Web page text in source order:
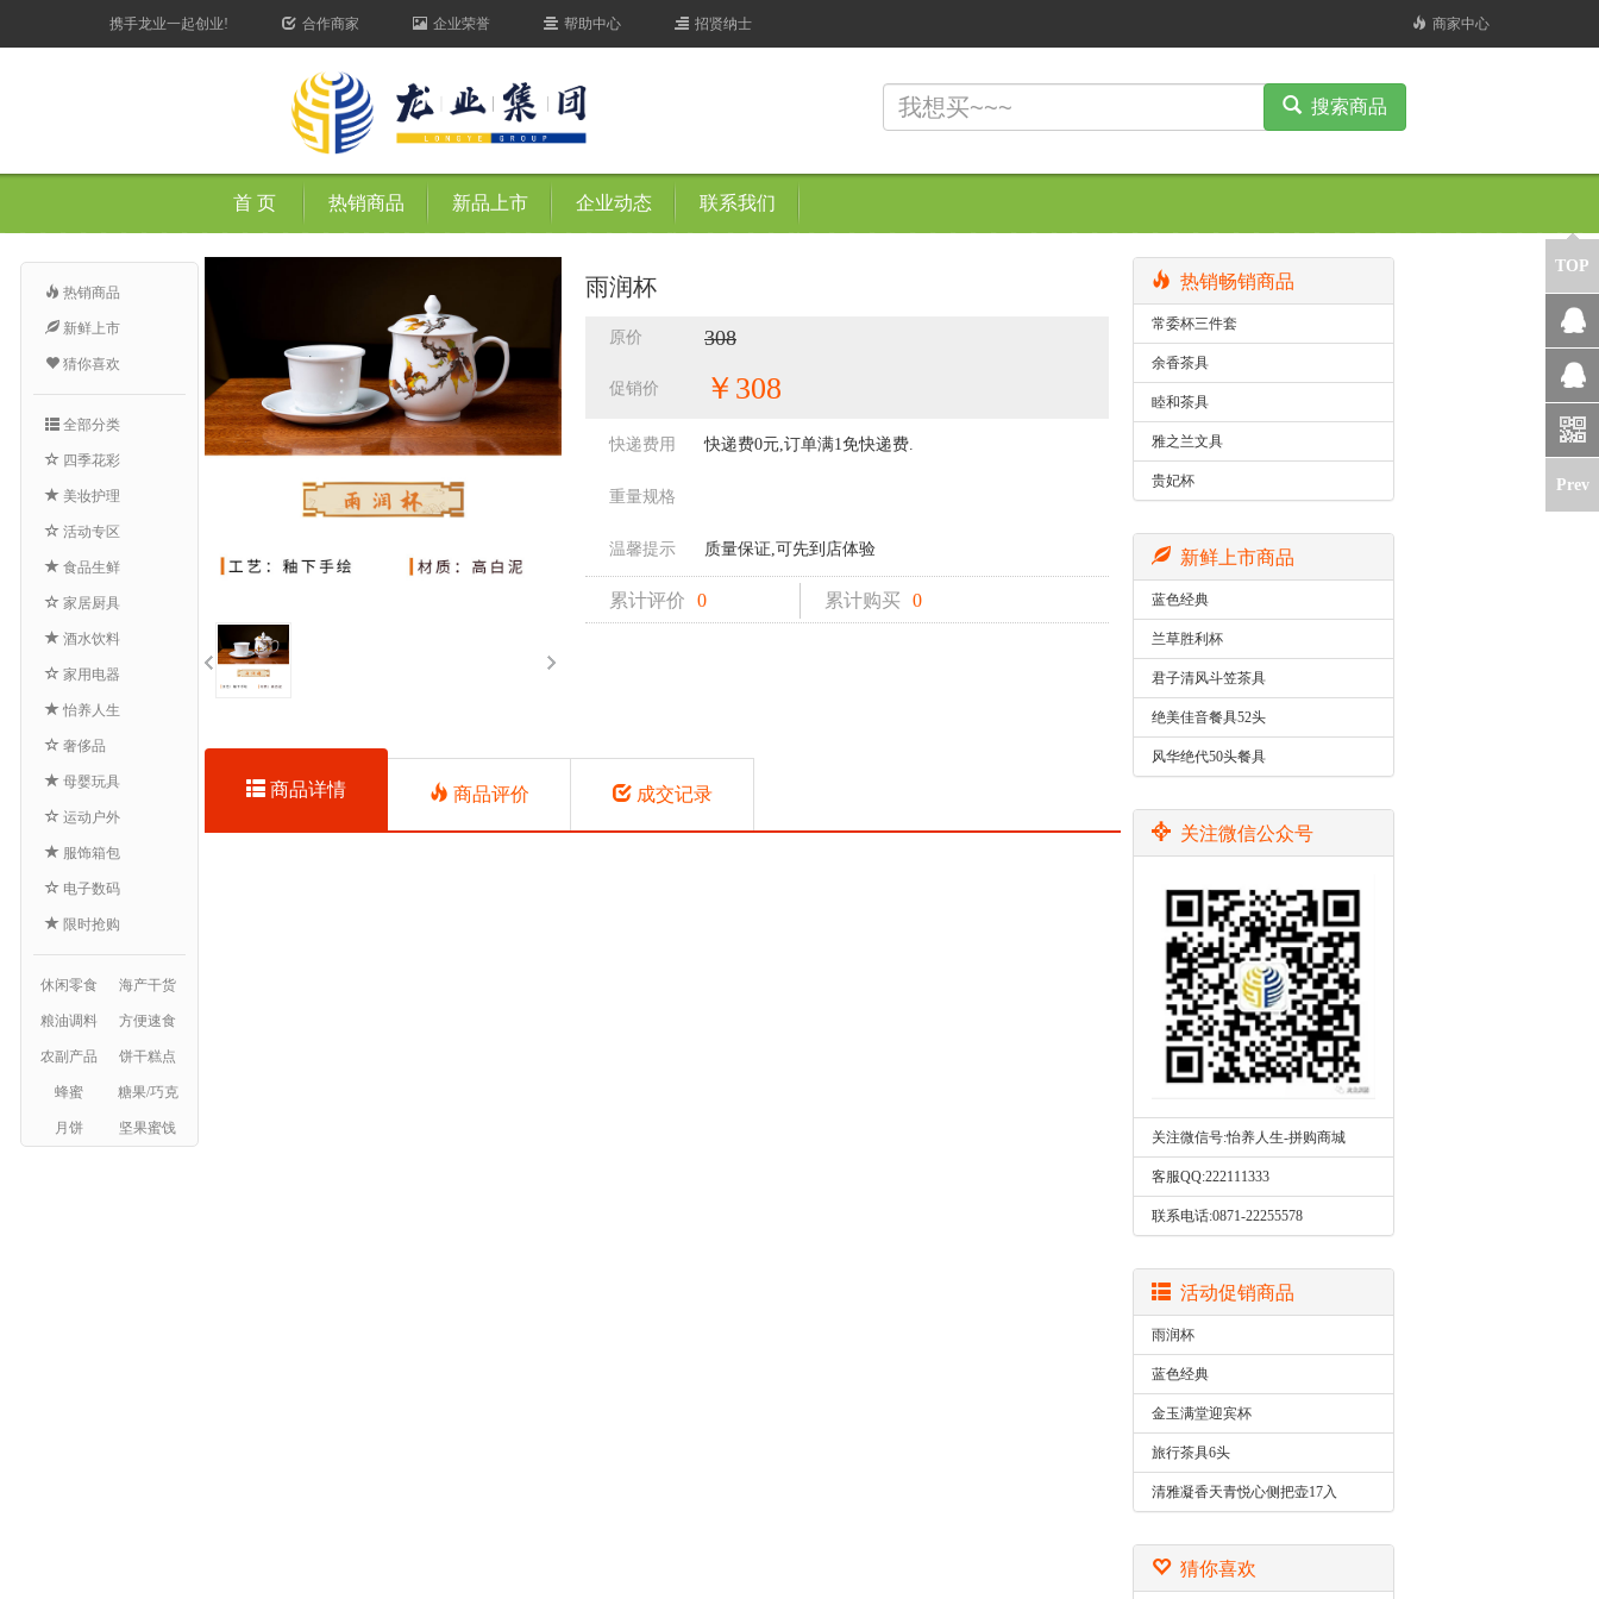
携手龙业一起创业! 合作商家 企业荣誉 帮助中心 招贤纳士 商家中心
搜索商品
首 页 热销商品 新品上市 企业动态 联系我们
热销商品
新鲜上市
猜你喜欢
全部分类
四季花彩
美妆护理
活动专区
食品生鲜
家居厨具
酒水饮料
家用电器
怡养人生
奢侈品
母婴玩具
运动户外
服饰箱包
电子数码
限时抢购
休闲零食 海产干货
粮油调料 方便速食
农副产品 饼干糕点
蜂蜜 糖果/巧克
力
月饼 坚果蜜饯
TOP
QQ客
服
QQ客
服Prev
雨润杯
原价 308
促销价 ￥308
快递费用 快递费0元,订单满1免快递费.
重量规格
温馨提示 质量保证,可先到店体验
累计评价 0 累计购买 0
商品详情 商品评价 成交记录
热销畅销商品
常委杯三件套
余香茶具
睦和茶具
雅之兰文具
贵妃杯
新鲜上市商品
蓝色经典
兰草胜利杯
君子清风斗笠茶具
绝美佳音餐具52头
风华绝代50头餐具
关注微信公众号
关注微信号:怡养人生-拼购商城
客服QQ:222111333
联系电话:0871-22255578
活动促销商品
雨润杯
蓝色经典
金玉满堂迎宾杯
旅行茶具6头
清雅凝香天青悦心侧把壶17入
猜你喜欢